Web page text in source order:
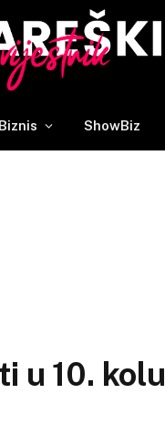
Biznis ShowBiz
u 10. kolu